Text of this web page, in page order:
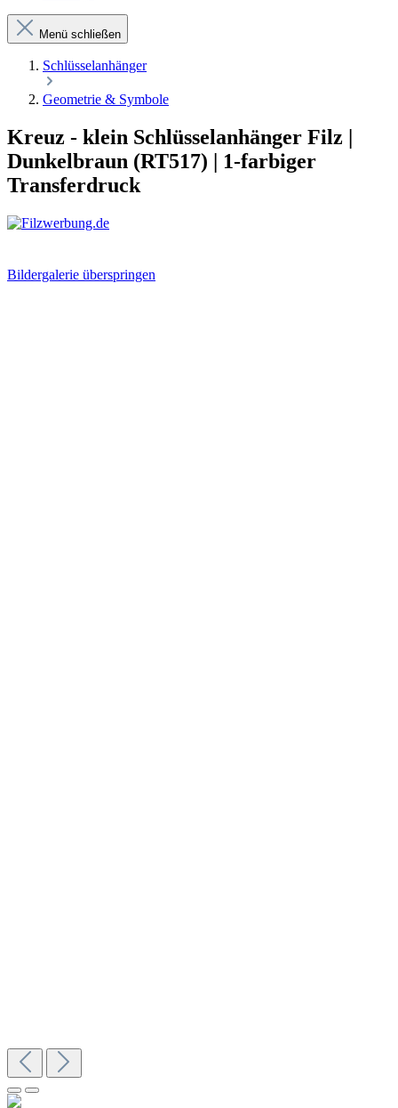
Menü schließen
Schlüsselanhänger
Geometrie & Symbole
Kreuz - klein Schlüsselanhänger Filz |
Dunkelbraun (RT517) | 1-farbiger
Transferdruck
Bildergalerie überspringen